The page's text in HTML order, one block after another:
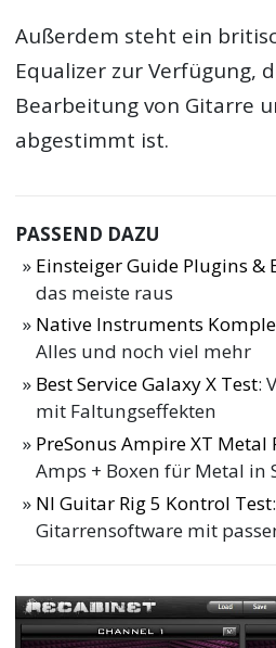
Außerdem steht ein
Equalizer zur Verfügung,
Bearbeitung von Gitarre
abgestimmt ist.
PASSEND DAZU
Einsteiger Guide Plugins &
das meiste raus
Native Instruments
Alles und noch viel mehr
Best Service Galaxy X Test:
mit Faltungseffekten
PreSonus Ampire XT Metal
Amps + Boxen für Metal in
NI Guitar Rig 5 Kontrol Test
Gitarrensoftware mit